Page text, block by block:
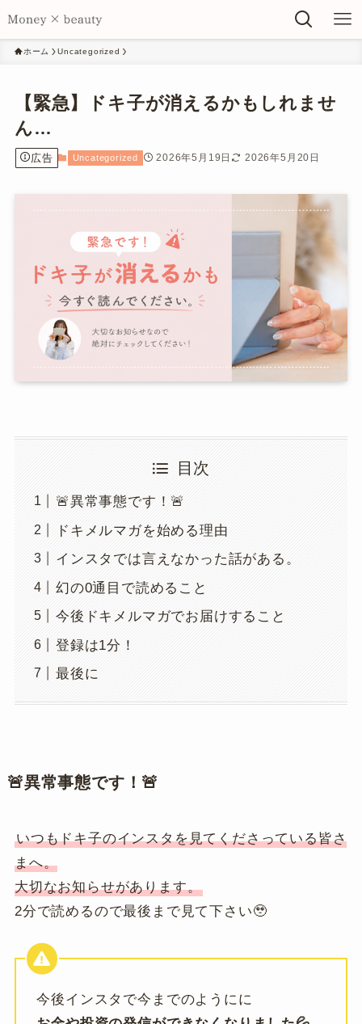
ホーム Uncategorized
【緊急】ドキ子が消えるかもしれませ
ん…
広告 Uncategorized 2026年5月19日 2026年5月20日
目次
🚨異常事態です！🚨
ドキメルマガを始める理由
インスタでは言えなかった話がある。
幻の0通目で読めること
今後ドキメルマガでお届けすること
登録は1分！
最後に
🚨異常事態です！🚨
いつもドキ子のインスタを見てくださっている皆さ
まへ。
大切なお知らせがあります。
2分で読めるので最後まで見て下さい🥹
今後インスタで今までのようにに